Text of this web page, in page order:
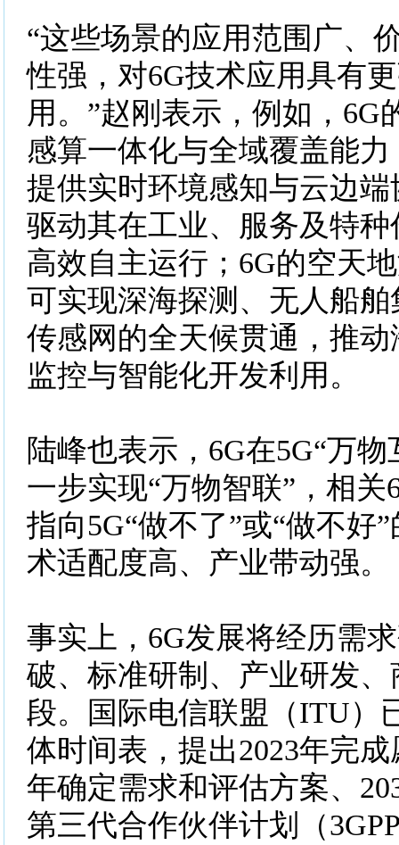
“这些场景的应用范围广、
性强，对6G技术应用具有
用。”赵刚表示，例如，6G
感算一体化与全域覆盖能
提供实时环境感知与云边
驱动其在工业、服务及特
高效自主运行；6G的空天
可实现深海探测、无人船
传感网的全天候贯通，推
监控与智能化开发利用。
陆峰也表示，6G在5G“万
一步实现“万物智联”，相关
指向5G“做不了”或“做不好
术适配度高、产业带动强。
事实上，6G发展将经历需
破、标准研制、产业研发
段。国际电信联盟（ITU）
体时间表，提出2023年完
年确定需求和评估方案、
第三代合作伙伴计划（